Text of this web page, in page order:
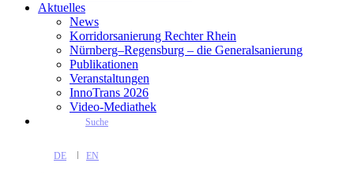
Aktuelles
News
Korridorsanierung Rechter Rhein
Nürnberg–Regensburg – die Generalsanierung
Publikationen
Veranstaltungen
InnoTrans 2026
Video-Mediathek
Suche
DE EN